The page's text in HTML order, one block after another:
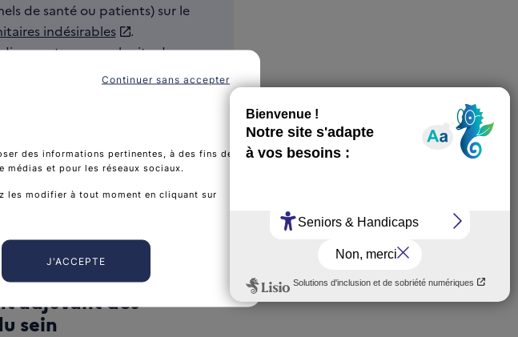
de santé ou patients) sur le
indésirables
.
sur lesite de
et gestion des effets
des anticancéreux -
dans le
adjuvant des
sein
des informations pertinentes, à des fins de
médias et pour les réseaux sociaux.
les modifier à tout moment en cliquant sur
J'ACCEPTE
Continuer sans accepter